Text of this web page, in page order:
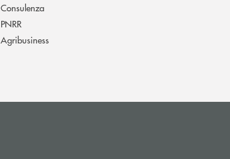
Consulenza
PNRR
Agribusiness